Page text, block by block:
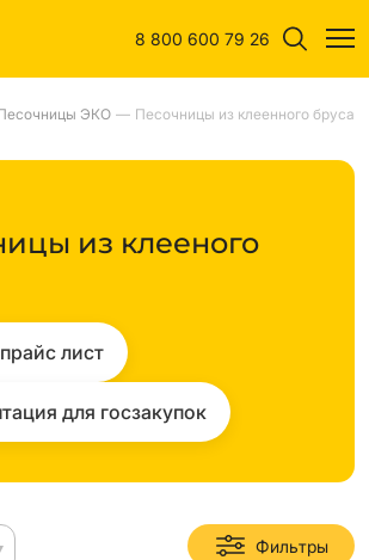
8 800 600 79 26
ЭКО — Песочницы из клеенного бруса
из клееного
лист
для госзакупок
Фильтры